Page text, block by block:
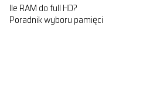
Ile RAM do full HD?
Poradnik wyboru pamięci